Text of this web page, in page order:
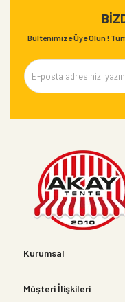
Bültenimize Üye Olun !
Kurumsal
Müşteri İlişkileri